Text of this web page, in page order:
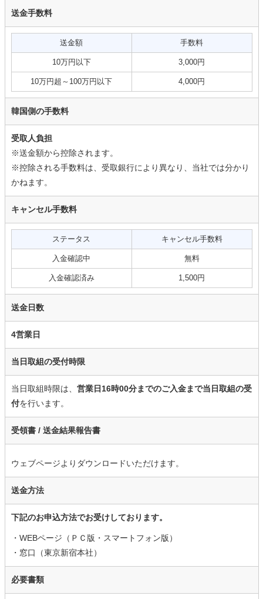
送金手数料
送金額 手数料
10万円以下 3,000円
10万円超～100万円以下 4,000円
韓国側の手数料
受取人負担
※送金額から控除されます。
※控除される手数料は、受取銀行により異なり、当社では分かり
かねます。
キャンセル手数料
ステータス キャンセル手数料
入金確認中 無料
入金確認済み 1,500円
送金日数
4営業日
当日取組の受付時限
当日取組時限は、 営業日16時00分までのご入金まで当日取組の受
付を行います。
受領書 /送金結果報告書
ウェブページよりダウンロードいただけます。
送金方法
下記のお申込方法でお受けしております。
・WEBページ（ＰＣ版・スマートフォン版）
・窓口（東京新宿本社）
必要書類